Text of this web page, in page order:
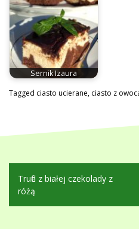
Sernik Izaura
Tagged ciasto ucierane, ciasto z
Nawigacja
wpisu
Trufle z białej czekolady z
różą